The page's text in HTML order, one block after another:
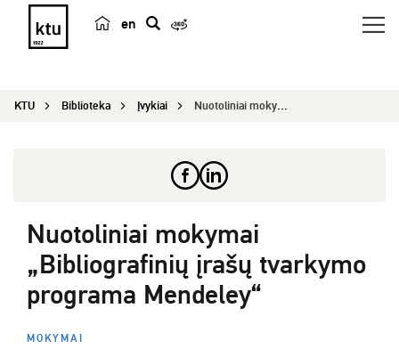
en
e
KTU Biblioteka Įvykiai Nuotoliniai mokymai „Bibliografinių įrašų tvarky...
Nuotoliniai mokymai
„Bibliografinių įrašų tvarkymo
programa Mendeley“
MOKYMAI